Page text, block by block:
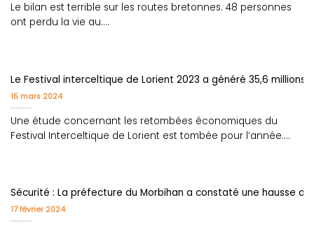
Le bilan est terrible sur les routes bretonnes. 48 personnes
ont perdu la vie au....
Le Festival interceltique de Lorient 2023 a généré 35,6 millions
15 mars 2024
Une étude concernant les retombées économiques du
Festival Interceltique de Lorient est tombée pour l’année....
Sécurité : La préfecture du Morbihan a constaté une hausse
17 février 2024